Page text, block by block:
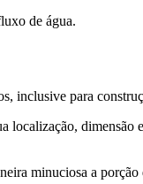
de água.
inclusive para
localização,
minuciosa a